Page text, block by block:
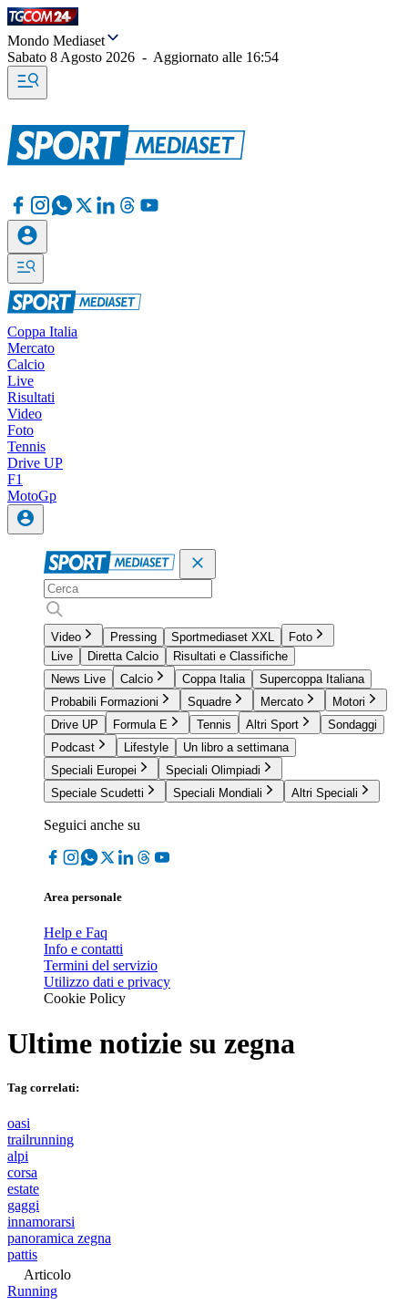
Mondo Mediaset
Sabato 8 Agosto 2026 - Aggiornato alle 16:54
Coppa Italia
Mercato
Calcio
Live
Risultati
Video
Foto
Tennis
Drive UP
F1
MotoGp
Video Pressing Sportmediaset XXL
Foto
Live
Diretta Calcio
Risultati e Classifiche
News Live
Calcio Coppa Italia
Supercoppa Italiana
Probabili Formazioni
Squadre Mercato
Motori
Drive UP
Formula E Tennis Altri Sport
Sondaggi
Podcast
Lifestyle
Un libro a settimana
Speciali Europei
Speciali Olimpiadi
Speciale Scudetti
Speciali Mondiali Altri Speciali
Seguici anche su
Area personale
Help e Faq
Info e contatti
Termini del servizio
Utilizzo dati e privacy
Cookie Policy
Ultime notizie su zegna
Tag correlati:
oasi
trailrunning
alpi
corsa
estate
gaggi
innamorarsi
panoramica zegna
pattis
Articolo
Running